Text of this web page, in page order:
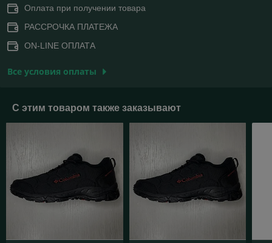
Оплата при получении товара
РАССРОЧКА ПЛАТЕЖА
ON-LINE ОПЛАТА
Все условия оплаты
С этим товаром также заказывают